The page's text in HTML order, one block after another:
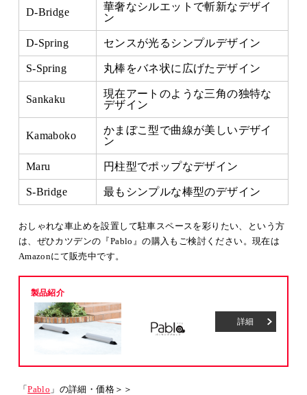
D-Bridge
華奢なシルエットで斬新なデザイ
ン
D-Spring センスが光るシンプルデザイン
S-Spring 丸棒をバネ状に広げたデザイン
Sankaku
現在アートのような三角の独特な
デザイン
Kamaboko
かまぼこ型で曲線が美しいデザイ
ン
Maru 円柱型でポップなデザイン
S-Bridge 最もシンプルな棒型のデザイン
おしゃれな車止めを設置して駐車スペースを彩りたい、という方
は、ぜひカツデンの『Pablo』の購入もご検討ください。現在は
Amazonにて販売中です。
製品紹介
詳細
「Pablo 」の詳細・価格＞＞